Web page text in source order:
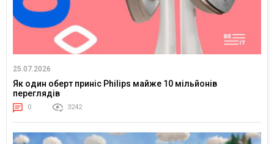
25.07.2026
Як один оберт приніс Philips майже 10 мільйонів
переглядів
0 3242